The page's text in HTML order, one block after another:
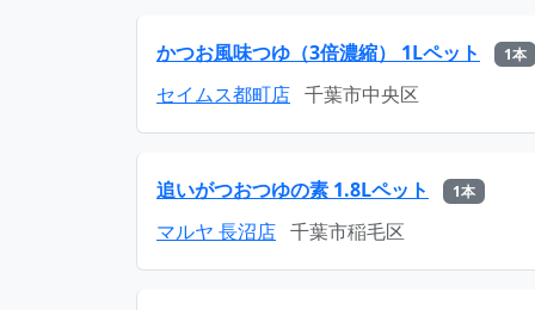
かつお風味つゆ（3倍濃縮） 1Lペット 1本
セイムス都町店 千葉市中央区
追いがつおつゆの素 1.8Lペット 1本
マルヤ 長沼店 千葉市稲毛区